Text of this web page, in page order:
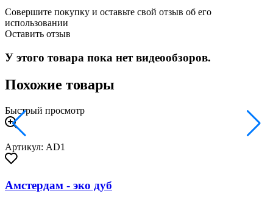
Совершите покупку и оставьте свой отзыв об его
использовании
Оставить отзыв
У этого товара пока нет видеообзоров.
Похожие товары
Быстрый просмотр
Артикул: AD1
Амстердам - эко дуб